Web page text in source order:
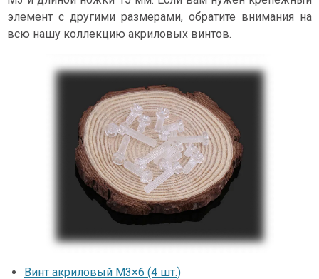
элемент с другими размерами, обратите внимания на
всю нашу коллекцию акриловых винтов.
Винт акриловый М3×6 (4 шт.)